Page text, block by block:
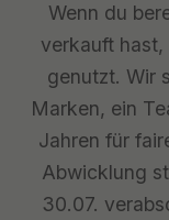
Wenn du
verkauft hast,
genutzt. Wir
Marken, ein
Jahren für
Abwicklung
30.07.